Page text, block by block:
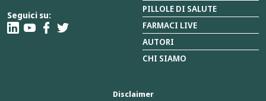
Seguici su:
Disclaimer
PILLOLE DI SALUTE
FARMACI LIVE
AUTORI
CHI SIAMO